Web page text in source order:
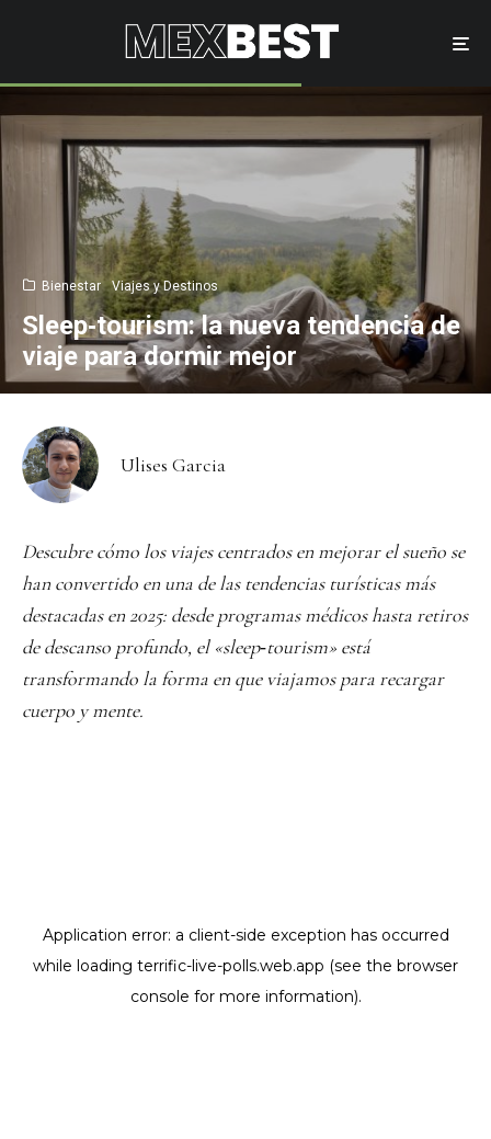
Bienestar Viajes y Destinos
Sleep‑tourism: la nueva tendencia de
viaje para dormir mejor
Ulises Garcia
Descubre cómo los viajes centrados en mejorar el sueño se
han convertido en una de las tendencias turísticas más
destacadas en 2025: desde programas médicos hasta retiros
de descanso profundo, el «sleep‑tourism» está
transformando la forma en que viajamos para recargar
cuerpo y mente.